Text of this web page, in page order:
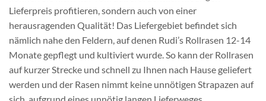
Lieferpreis profitieren, sondern auch von einer
herausragenden Qualität! Das Liefergebiet befindet sich
nämlich nahe den Feldern, auf denen Rudi’s Rollrasen 12-14
Monate gepflegt und kultiviert wurde. So kann der Rollrasen
auf kurzer Strecke und schnell zu Ihnen nach Hause geliefert
werden und der Rasen nimmt keine unnötigen Strapazen auf